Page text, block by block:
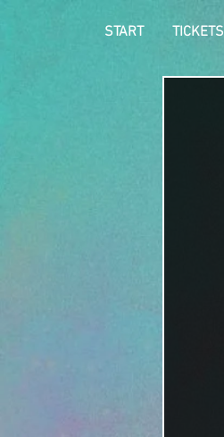
START TICKETS